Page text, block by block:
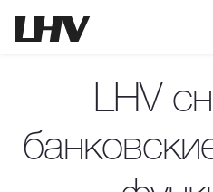
LHV